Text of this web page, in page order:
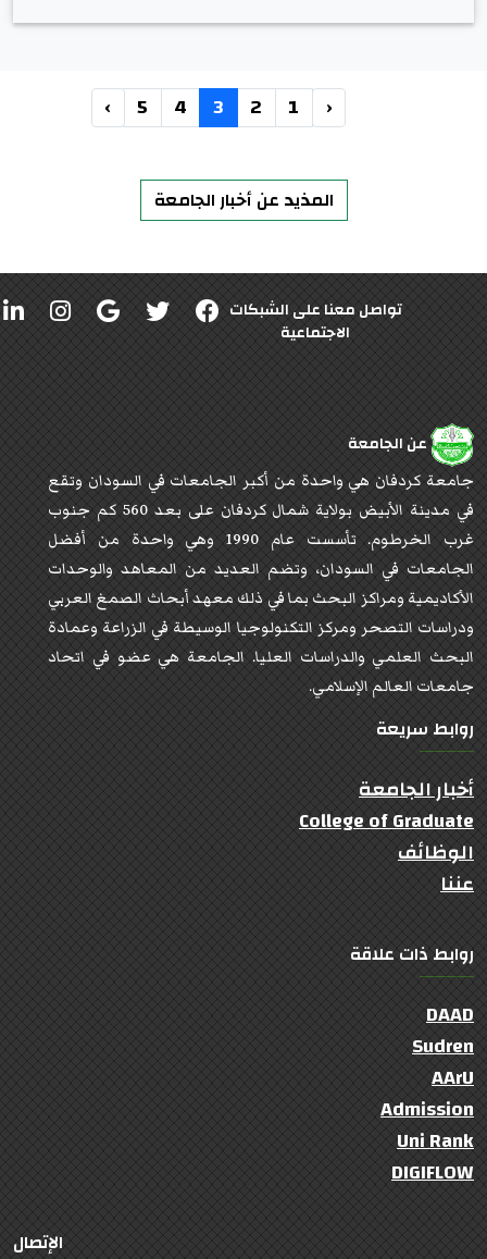
‹
1
2
3
4
5
›
المذيد عن أخبار الجامعة
تواصل معنا على الشبكات
الاجتماعية
عن الجامعة
جامعة كردفان هي واحدة من أكبر الجامعات في السودان وتقع
في مدينة الأبيض بولاية شمال كردفان على بعد 560 كم جنوب
غرب الخرطوم. تأسست عام 1990 وهي واحدة من أفضل
الجامعات في السودان، وتضم العديد من المعاهد والوحدات
الأكاديمية ومراكز البحث بما في ذلك معهد أبحاث الصمغ العربي
ودراسات التصحر ومركز التكنولوجيا الوسيطة في الزراعة وعمادة
البحث العلمي والدراسات العليا. الجامعة هي عضو في اتحاد
جامعات العالم الإسلامي.
روابط سريعة
أخبار الجامعة
College of Graduate
الوظائف
عننا
روابط ذات علاقة
DAAD
Sudren
AArU
Admission
Uni Rank
DIGIFLOW
الإتصال